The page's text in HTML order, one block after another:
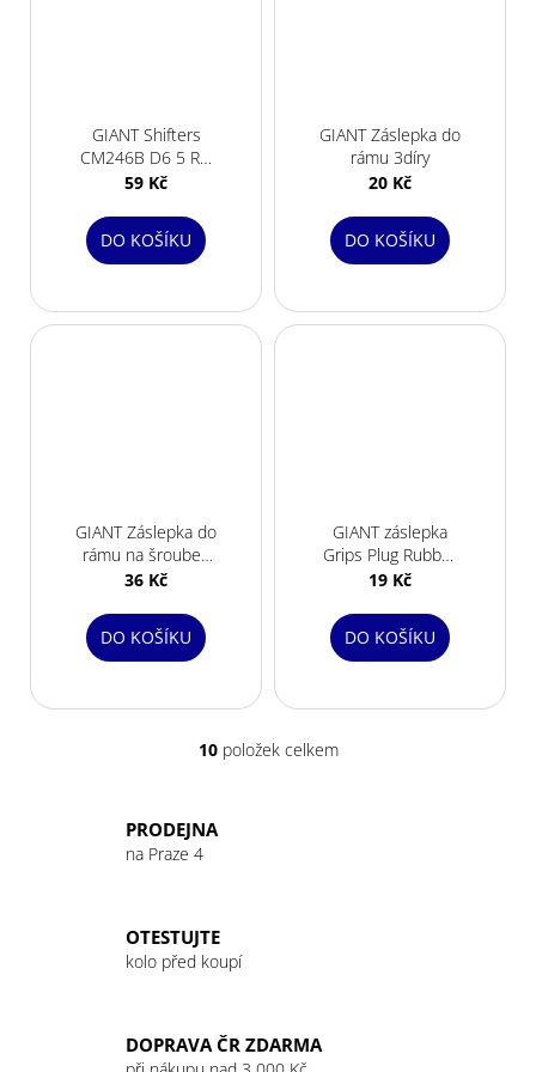
GIANT Shifters
CM246B D6 5 RD
Shift Cable stopper
59 Kč
DO KOŠÍKU
GIANT Záslepka do
rámu 3díry
20 Kč
DO KOŠÍKU
GIANT Záslepka do
rámu na šroubek
Internal Cable
36 Kč
DO KOŠÍKU
GIANT záslepka
Grips Plug Rubber
Cap black for
19 Kč
DO KOŠÍKU
O
k
10položek celkem
PRODEJNA
na Praze 4
OTESTUJTE
kolo před koupí
DOPRAVA ČR ZDARMA